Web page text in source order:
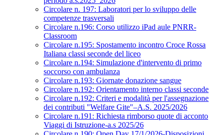
Circolare n. 197: Laboratori per lo sviluppo delle
competenze trasversali
Circolare n.196: Corso utilizzo iPad aule PNRR-
Classroom
Circolare n.195: Spostamento incontro Croce Rossa
Italiana classi seconde del liceo
Circolare n.194: Simulazione d'intervento di primo
soccorso con ambulanza
Circolare n.193: Giornate donazione sangue
Circolare n.192: Orientamento interno classi seconde
Circolare n.192: Criteri e modalità per l'assegnazione
dei contributi "Welfare Gite"–A.S. 2025/2026
Circolare n.191: Richiesta rimborso quote di acconto
Viaggi di Istruzione-a.s 2025/26